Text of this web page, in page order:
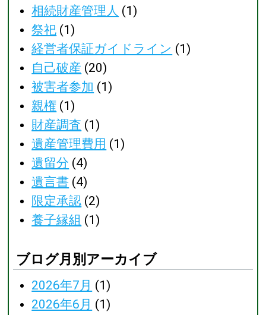
相続財産管理人 (1)
祭祀 (1)
経営者保証ガイドライン (1)
自己破産 (20)
被害者参加 (1)
親権 (1)
財産調査 (1)
遺産管理費用 (1)
遺留分 (4)
遺言書 (4)
限定承認 (2)
養子縁組 (1)
ブログ月別アーカイブ
2026年7月 (1)
2026年6月 (1)